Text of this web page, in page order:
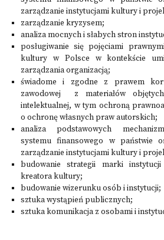
zarządzanie instytucjami kultury i
zarządzanie kryzysem;
analiza mocnych i słabych stron
posługiwanie się pojęciami
kultury w Polsce w kontekście
zarządzania organizacją;
świadome i zgodne z prawem
zawodowej z materiałów
intelektualnej, w tym ochroną
o ochronę własnych praw autorskich;
analiza podstawowych
systemu finansowego w państwie
zarządzanie instytucjami kultury i
budowanie strategii marki
kreatora kultury;
budowanie wizerunku osób i instytucji;
sztuka wystąpień publicznych;
sztuka komunikacja z osobami i